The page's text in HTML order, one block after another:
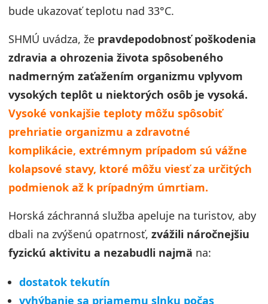
bude ukazovať teplotu nad 33°C.
SHMÚ uvádza, že pravdepodobnosť poškodenia
zdravia a ohrozenia života spôsobeného
nadmerným zaťažením organizmu vplyvom
vysokých teplôt u niektorých osôb je vysoká.
Vysoké vonkajšie teploty môžu spôsobiť
prehriatie organizmu a zdravotné
komplikácie, extrémnym prípadom sú vážne
kolapsové stavy, ktoré môžu viesť za určitých
podmienok až k prípadným úmrtiam.
Horská záchranná služba apeluje na turistov, aby
dbali na zvýšenú opatrnosť, zvážili náročnejšiu
fyzickú aktivitu a nezabudli najmä na:
dostatok tekutín
vyhýbanie sa priamemu slnku počas